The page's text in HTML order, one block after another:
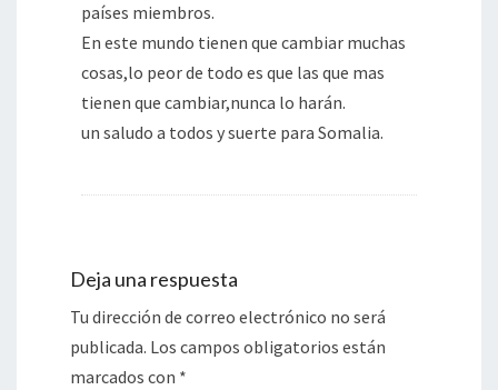
países miembros.
En este mundo tienen que cambiar muchas
cosas,lo peor de todo es que las que mas
tienen que cambiar,nunca lo harán.
un saludo a todos y suerte para Somalia.
Deja una respuesta
Tu dirección de correo electrónico no será
publicada. Los campos obligatorios están
marcados con *